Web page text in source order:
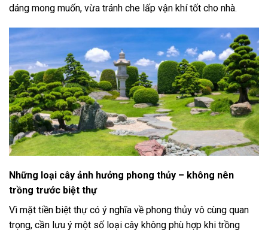
dáng mong muốn, vừa tránh che lấp vận khí tốt cho nhà.
Những loại cây ảnh hưởng phong thủy – không nên
trồng trước biệt thự
Vì mặt tiền biệt thự có ý nghĩa về phong thủy vô cùng quan
trọng, cần lưu ý một số loại cây không phù hợp khi trồng